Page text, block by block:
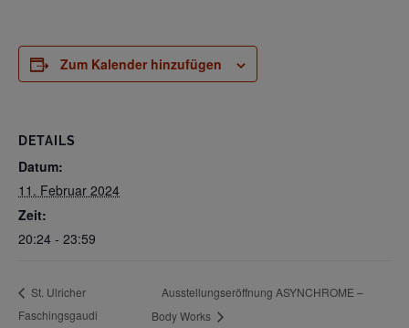
Zum Kalender hinzufügen
DETAILS
Datum:
11. Februar 2024
Zeit:
20:24 - 23:59
St. Ulricher
Faschingsgaudi
Ausstellungseröffnung ASYNCHROME –
Body Works